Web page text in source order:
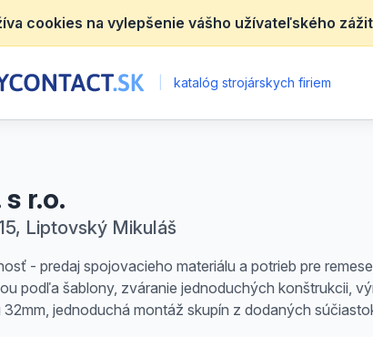
cookies na vylepšenie vášho užívateľského
katalóg strojárskych firiem
r.o.
Liptovský Mikuláš
- predaj spojovacieho materiálu a potrieb pre
podľa šablony, zváranie jednoduchých konštrukcii,
jednoduchá montáž skupín z dodaných